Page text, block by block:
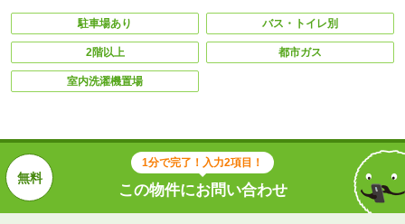
駐車場あり バス・トイレ別
2階以上 都市ガス
室内洗濯機置場
1分で完了！入力2項目！
この物件にお問い合わせ